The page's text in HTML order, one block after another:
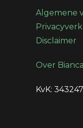
Algemene
Disclaimer
Over Bianca
KvK: